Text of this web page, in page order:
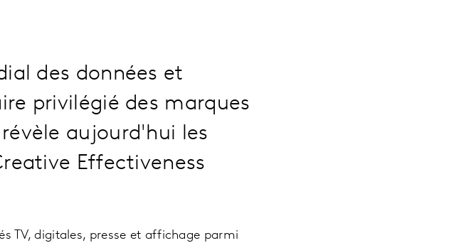
des données et
privilégié des marques
aujourd'hui les
Effectiveness
TV, digitales, presse et affichage parmi